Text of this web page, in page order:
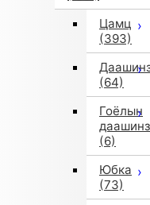
Цамц
(393)
(64)
Гоёлын
даашинз
(6)
Юбка
(73)